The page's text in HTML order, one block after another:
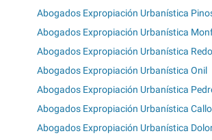
Abogados Expropiación Urbanística
Abogados Expropiación Urbanística
Abogados Expropiación Urbanística
Abogados Expropiación Urbanística Onil
Abogados Expropiación Urbanística
Abogados Expropiación Urbanística
Abogados Expropiación Urbanística